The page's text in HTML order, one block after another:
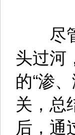
尽管
头过河
的“渗
关，总
后，通